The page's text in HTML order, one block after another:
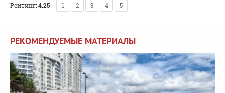
Рейтинг:4.25 1 2 3 4 5
РЕКОМЕНДУЕМЫЕ МАТЕРИАЛЫ